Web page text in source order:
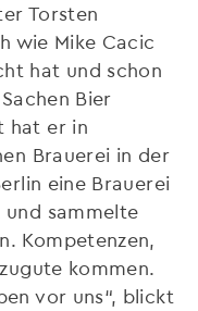
Torsten
wie Mike Cacic
hat und schon
Bier
hat er in
Brauerei in der
eine Brauerei
sammelte
Kompetenzen,
kommen.
vor uns“, blickt